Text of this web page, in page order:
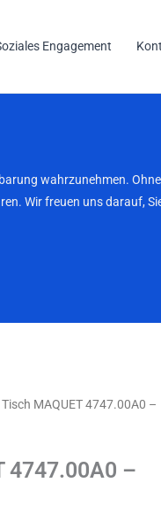
Engagement
wahrzunehmen.
Wir freuen uns darauf,
MAQUET 4747.00A0 –
4747.00A0 –